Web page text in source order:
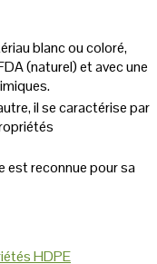
blanc ou coloré,
(naturel) et avec une
il se caractérise par
reconnue pour sa
HDPE